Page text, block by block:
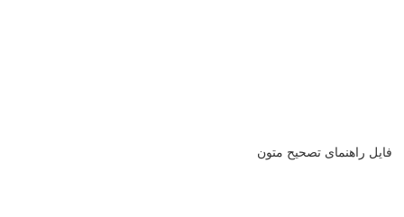
فایل راهنمای تصحیح متون